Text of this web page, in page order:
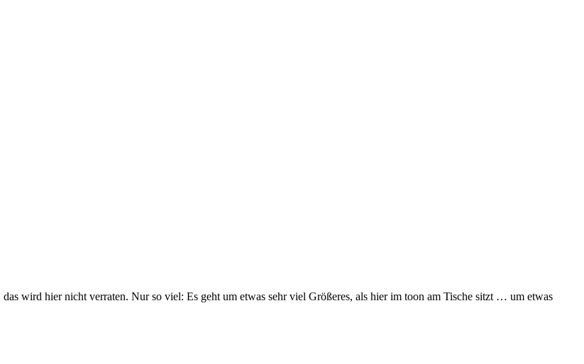
wird hier nicht verraten. Nur so viel: Es geht um etwas sehr viel Größeres, als hier im toon am Tische sitzt … um etwas